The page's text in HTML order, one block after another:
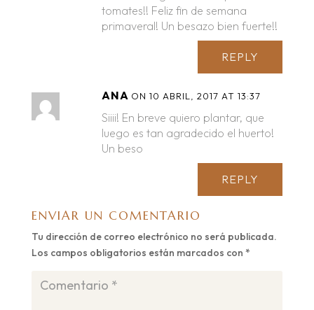
tomates!! Feliz fin de semana
primaveral! Un besazo bien fuerte!!
REPLY
ANA ON 10 ABRIL, 2017 AT 13:37
Siiii! En breve quiero plantar, que
luego es tan agradecido el huerto!
Un beso
REPLY
ENVIAR UN COMENTARIO
Tu dirección de correo electrónico no será publicada.
Los campos obligatorios están marcados con *